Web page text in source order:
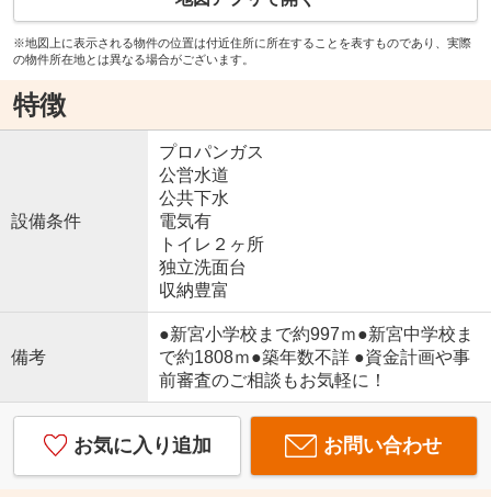
※地図上に表示される物件の位置は付近住所に所在することを表すものであり、実際
の物件所在地とは異なる場合がございます。
特徴
設備条件
プロパンガス
公営水道
公共下水
電気有
トイレ２ヶ所
独立洗面台
収納豊富
備考
●新宮小学校まで約997ｍ●新宮中学校ま
で約1808ｍ●築年数不詳 ●資金計画や事
前審査のご相談もお気軽に！
お気に入り追加 お問い合わせ